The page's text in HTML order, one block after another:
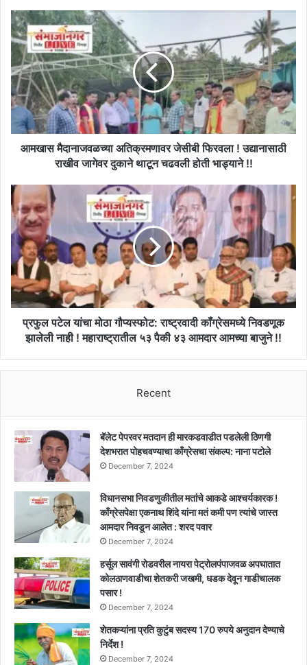
आमखास
मैदानाजवळच्या
अतिक्रमणावर
जेसीबी
फिरवला
!
उद्यानासाठी
राखीव
जागेवर
दुकाने
होती
भाड्याने
!!
आमखास मैदानाजवळच्या अतिक्रमणावर जेसीबी फिरवला ! उद्यानासाठी
राखीव जागेवर दुकाने थाटून चढवली होती भाड्याने !!
प्रफुल
पटेल
यांचा
मोठा
गौप्यस्फोट:
राष्ट्रवादी
कॉंग्रेसमध्ये
निवडणूक
झालेली
नाही
बाजुने
प्रफुल पटेल यांचा मोठा गौप्यस्फोट: राष्ट्रवादी कॉंग्रेसमध्ये निवडणूक
झालेली नाही ! महाराष्ट्रातील ५३ पैकी ४३ आमदार आमच्या बाजुने !!
Recent
बॅलेट पेपरवर मतदान ही मारकडवाडीत पडलेली ठिणगी
देशभरात पोहचवण्याचा काँग्रेसचा संकल्प: नाना पटोले
December 7, 2024
विधानसभा निवडणुकीतील मतांचे आकडे आश्चर्यकारक !
काँग्रेसपेक्षा एकनाथ शिंदे यांना मतं कमी पण त्यांचे जास्त
आमदार निवडून आलेत : शरद पवार
December 7, 2024
हर्सूल सावंगी रोडवरील नायरा पेट्रोलपंपाजवळ अपघातात
कोलठाणवाडीचा शेतकरी जखमी, धडक देवून गाडीचालक
पसार !
December 7, 2024
शेतकऱ्यांना प्रति कुटुंब सदस्य 170 रुपये अनुदान देण्याचे
निर्देश !
December 7, 2024